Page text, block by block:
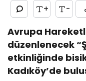
+ -
Avrupa
düzenlenecek
etkinliğinde
Kadıköy’de